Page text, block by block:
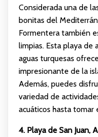
Considerada una de
bonitas del
Formentera también
limpias. Esta playa de
aguas turquesas
impresionante de la
Además, puedes
variedad de
acuáticos hasta tomar
4. Playa de San Juan,